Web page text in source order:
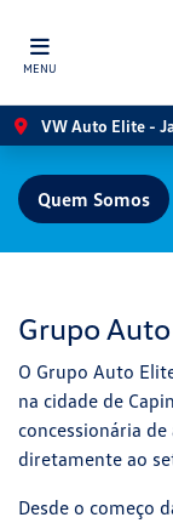
MENU
VW Auto Elite -
Quem Somos
Grupo
O Grupo Auto
na cidade de
concessionária
diretamente ao
Desde o começo